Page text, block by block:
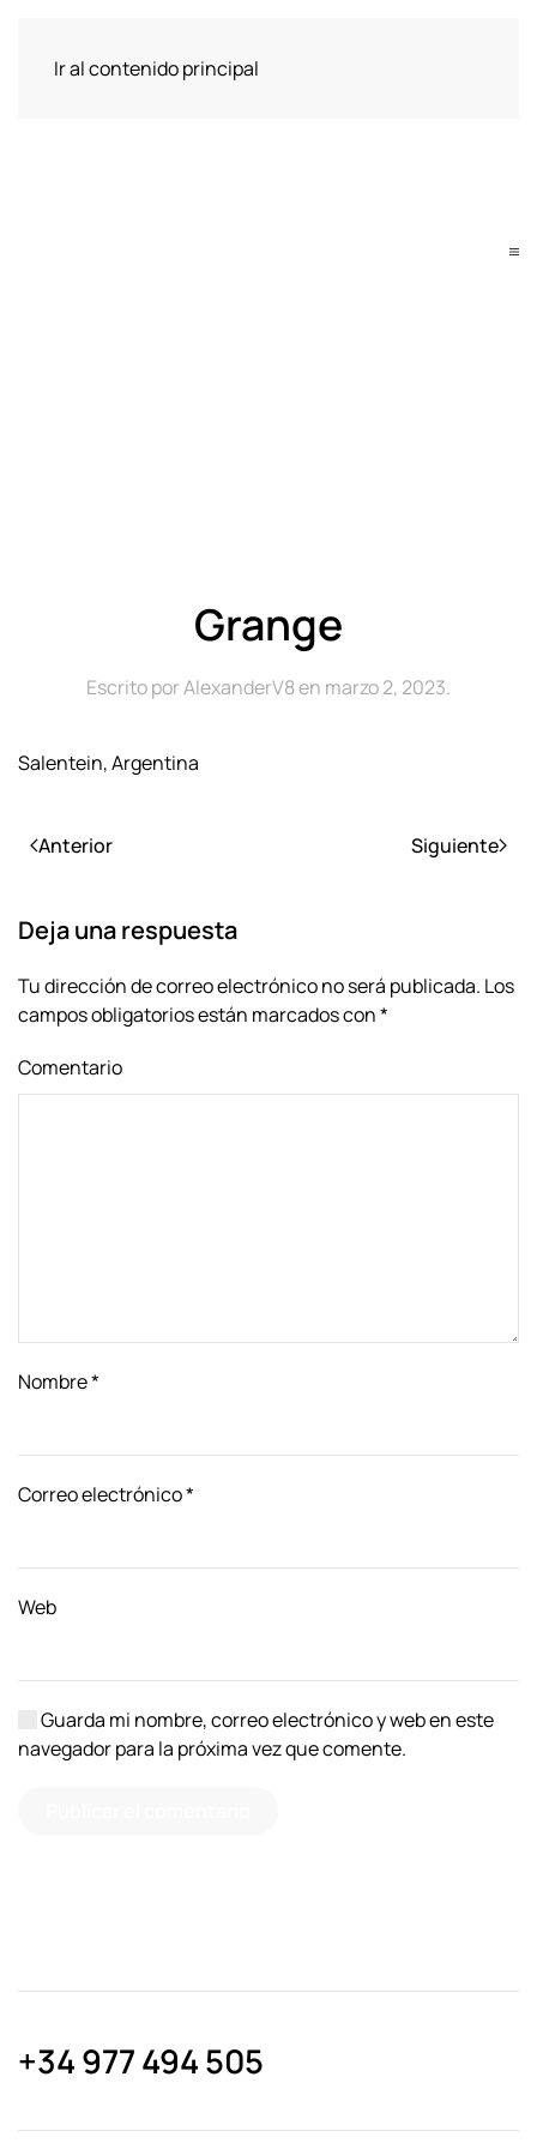
Ir al contenido principal
Grange
Escrito porAlexanderV8en marzo 2, 2023.
Salentein, Argentina
Anterior Siguiente
Deja una respuesta
Tu dirección de correo electrónico no será publicada. Los
campos obligatorios están marcados con*
Comentario
Nombre*
Correo electrónico*
Web
Guarda mi nombre, correo electrónico y web en este
navegador para la próxima vez que comente.
+34 977 494 505